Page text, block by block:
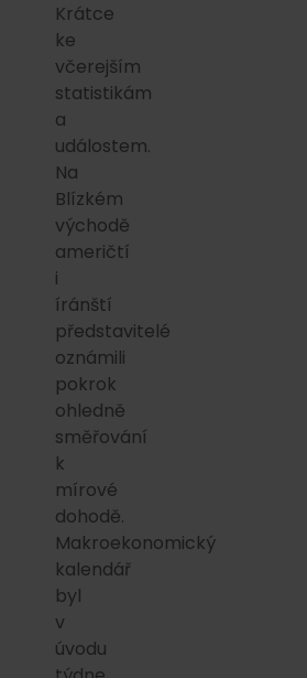
Krátce
ke
včerejším
statistikám
a
událostem.
Na
Blízkém
východě
američtí
i
íránští
představitelé
oznámili
pokrok
ohledně
směřování
k
mírové
dohodě.
Makroekonomický
kalendář
byl
v
úvodu